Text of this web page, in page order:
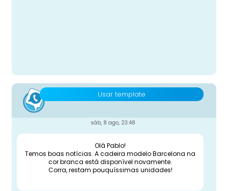
Usar template
sáb, 8 ago, 23:48
Olá Pablo!
Temos boas notícias. A cadeira modelo Barcelona na
cor branca está disponível novamente.
Corra, restam pouquíssimas unidades!